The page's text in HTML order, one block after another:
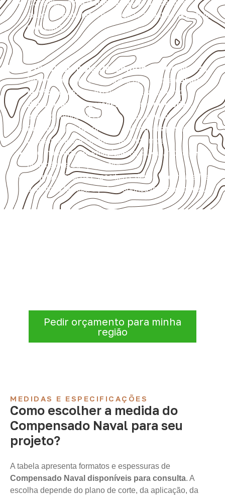
Consulte a ficha técnica antes de aplicações
externas, estruturais ou sujeitas a contato frequente
com água.
Usos profissionais do Compensado Naval
Móveis, divisórias e componentes de
marcenaria
técnica
, conforme exposição e acabamento.
Revestimentos, paredes, pisos e divisórias ,
quando compatíveis com a ficha técnica.
Projetos de transporte que utilizam chapas em
revestimentos e componentes internos.
Uso industrial em embalagens, caixas, montagem e
proteção de equipamentos.
Projetos náuticos específicos, desde que validados
pela ficha técnica e pelo responsável pelo projeto.
Pedir orçamento para minha
região
MEDIDAS E ESPECIFICAÇÕES
Como escolher a medida do
Compensado Naval para seu
projeto?
A tabela apresenta formatos e espessuras de
Compensado Naval disponíveis para consulta. A
escolha depende do plano de corte, da aplicação, da